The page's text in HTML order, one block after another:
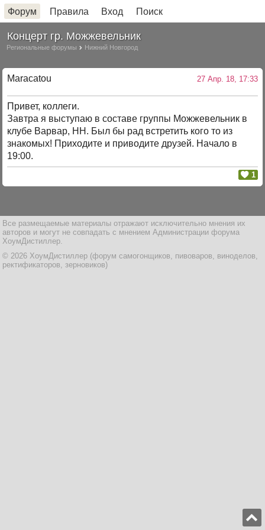
Форум Правила Вход Поиск
Концерт гр. Можжевельник
Региональные форумы Нижний Новгород
Maracatou 27 Апр. 18, 17:33
Привет, коллеги.
Завтра я выступаю в составе группы Можжевельник в
клубе Варвар, НН. Был бы рад встретить кого то из
знакомых! Приходите и приводите друзей. Начало в
19:00.
1
Все размещаемые материалы отражают исключительно мнения их
авторов и могут не совпадать с мнением Администрации форума
ХоумДистиллер.
© 2026 ХоумДистиллер (форум самогонщиков, пивоваров, виноделов,
ректификаторов, зерновиков)